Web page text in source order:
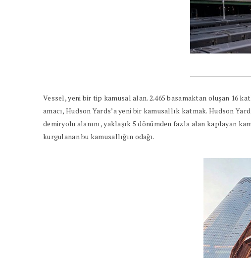
Vessel, yeni bir tip kamusal alan. 2.465 basamaktan oluşan 16
amacı, Hudson Yards’a yeni bir kamusallık katmak. Hudson
demiryolu alanını, yaklaşık 5 dönümden fazla alan kaplayan
kurgulanan bu kamusallığın odağı.